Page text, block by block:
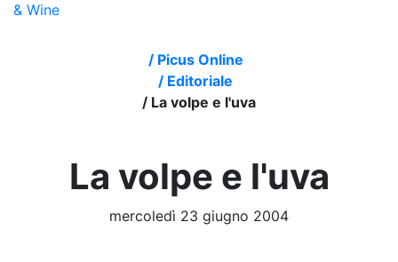
& Wine
/ Picus Online
/ Editoriale
/ La volpe e l'uva
La volpe e l'uva
mercoledì 23 giugno 2004